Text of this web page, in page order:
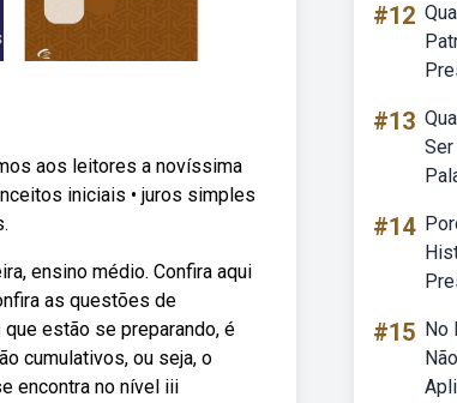
aos leitores a novíssima
iniciais • juros simples
ensino médio. Confira aqui
as questões de
estão se preparando, é
cumulativos, ou seja, o
encontra no nível iii
#12
#13
#14
#15 No